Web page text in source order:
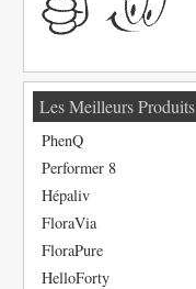
Les Meilleurs Produits
PhenQ
Performer 8
Hépaliv
FloraVia
FloraPure
HelloForty